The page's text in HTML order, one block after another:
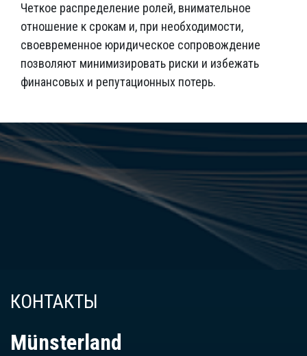
Четкое распределение ролей, внимательное
отношение к срокам и, при необходимости,
своевременное юридическое сопровождение
позволяют минимизировать риски и избежать
финансовых и репутационных потерь.
КОНТАКТЫ
Münsterland